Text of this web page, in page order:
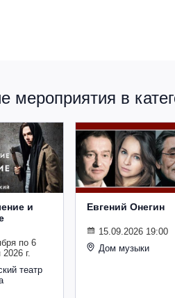
мероприятия в
и
по 6
г.
театр
Евгений Онегин
15.09.2026 19:00
Дом музыки